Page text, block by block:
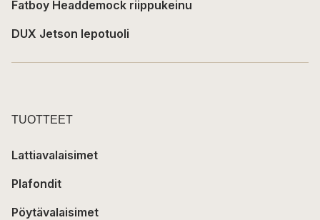
Fatboy Headdemock riippukeinu
DUX Jetson lepotuoli
TUOTTEET
Lattiavalaisimet
Plafondit
Pöytävalaisimet